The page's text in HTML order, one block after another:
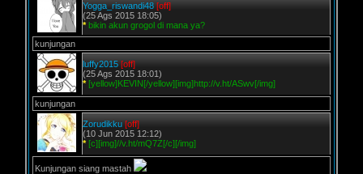
Yogga_riswandi48 [off]
(25 Ags 2015 18:05)
* bikin akun grogol di mana ya?
kunjungan
luffy2015 [off]
(25 Ags 2015 18:01)
* [yellow]KEVIN[/yellow][img]http://v.ht/ASwv[/img]
kunjungan
Zorudikku [off]
(10 Jun 2015 12:12)
* [c][img]//v.ht/mQ7Z[/c][/img]
Kunjungan siang mastah